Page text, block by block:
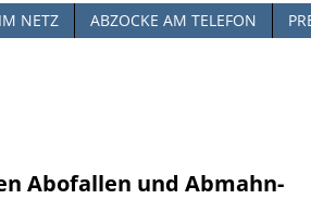
NETZ ABZOCKE AM TELEFON
Abofallen und Abmahn-